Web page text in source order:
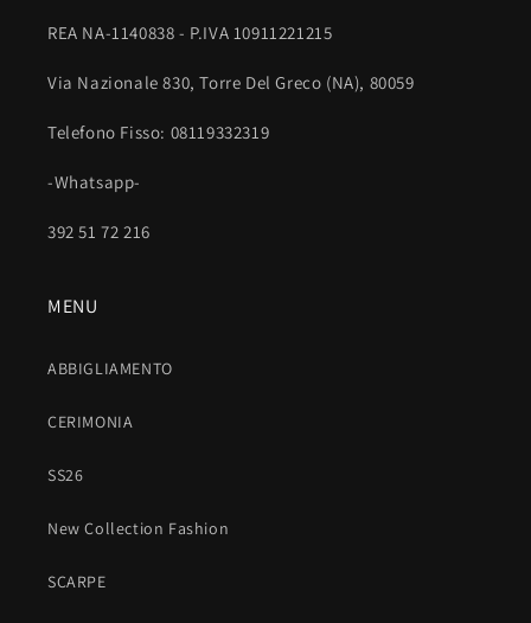
REA NA-1140838 - P.IVA 10911221215
Via Nazionale 830, Torre Del Greco (NA), 80059
Telefono Fisso: 08119332319
-Whatsapp-
392 51 72 216
MENU
ABBIGLIAMENTO
CERIMONIA
SS26
New Collection Fashion
SCARPE